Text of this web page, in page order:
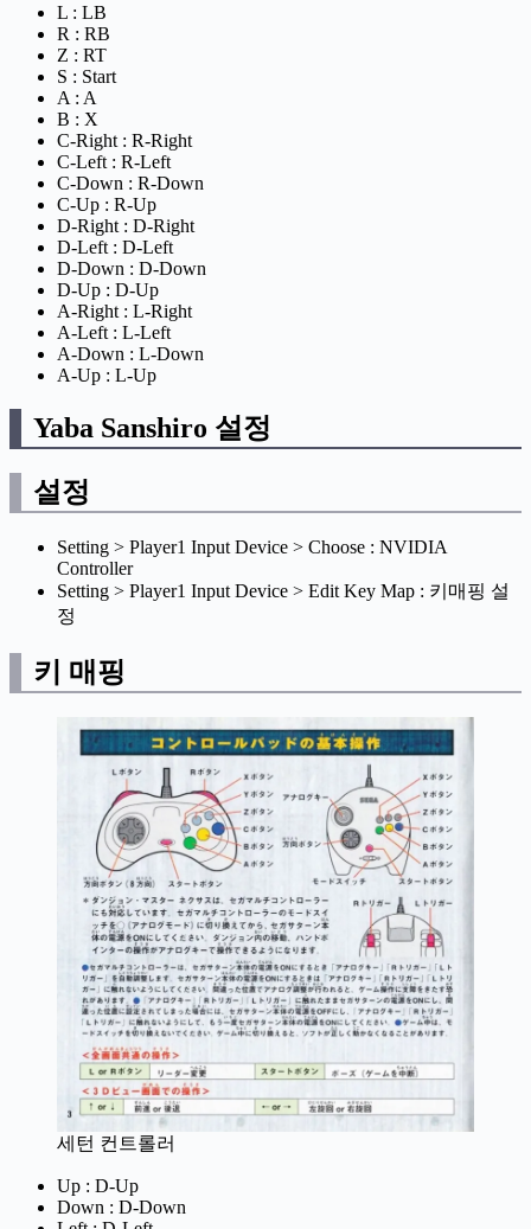
L : LB
R : RB
Z : RT
S : Start
A : A
B : X
C-Right : R-Right
C-Left : R-Left
C-Down : R-Down
C-Up : R-Up
D-Right : D-Right
D-Left : D-Left
D-Down : D-Down
D-Up : D-Up
A-Right : L-Right
A-Left : L-Left
A-Down : L-Down
A-Up : L-Up
Yaba Sanshiro 설정
설정
Setting > Player1 Input Device > Choose : NVIDIA
Controller
Setting > Player1 Input Device > Edit Key Map : 키매핑 설
정
키 매핑
세턴 컨트롤러
Up : D-Up
Down : D-Down